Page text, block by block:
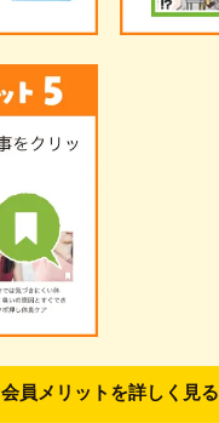
会員メリットを詳しく見る